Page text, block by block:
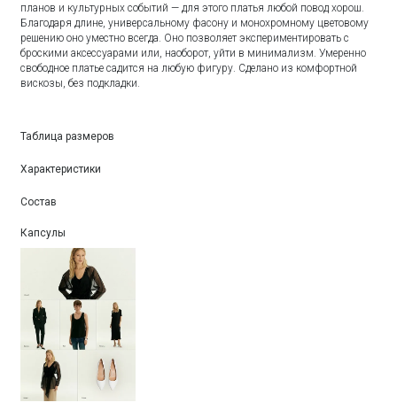
планов и культурных событий — для этого платья любой повод хорош.
Благодаря длине, универсальному фасону и монохромному цветовому
решению оно уместно всегда. Оно позволяет экспериментировать с
броскими аксессуарами или, наоборот, уйти в минимализм. Умеренно
свободное платье садится на любую фигуру. Сделано из комфортной
вискозы, без подкладки.
Таблица размеров
Характеристики
Состав
Капсулы